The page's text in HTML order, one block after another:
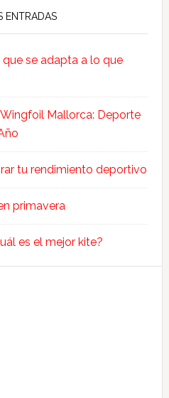
ENTRADAS
se adapta a lo que
Mallorca: Deporte
tu rendimiento deportivo
primavera
es el mejor kite?